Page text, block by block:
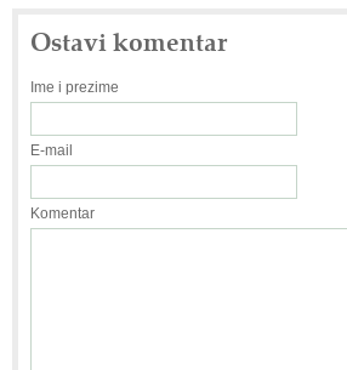
Ostavi komentar
Ime i prezime
E-mail
Komentar